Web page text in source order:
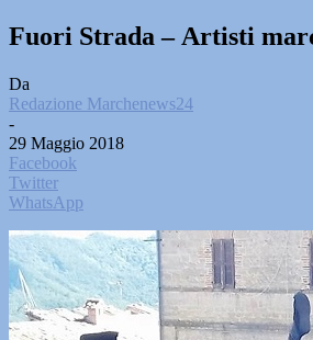
Fuori Strada – Artisti
Da
Redazione Marchenews24
-
29 Maggio 2018
Facebook
Twitter
WhatsApp